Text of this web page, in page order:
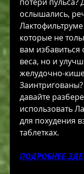
ослышались,
Лактофильтруме
которые не
вам избавиться
веса, но и
желудочно-
Заинтригованы?
давайте
использовать
для похудения
таблетках.
ПОДРОБНЕЕ